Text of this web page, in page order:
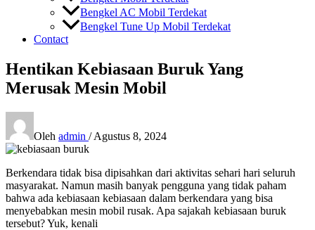
Bengkel AC Mobil Terdekat
Bengkel Tune Up Mobil Terdekat
Contact
Hentikan Kebiasaan Buruk Yang
Merusak Mesin Mobil
Oleh admin /Agustus 8, 2024
Berkendara tidak bisa dipisahkan dari aktivitas sehari hari seluruh
masyarakat. Namun masih banyak pengguna yang tidak paham
bahwa ada kebiasaan kebiasaan dalam berkendara yang bisa
menyebabkan mesin mobil rusak. Apa sajakah kebiasaan buruk
tersebut? Yuk, kenali